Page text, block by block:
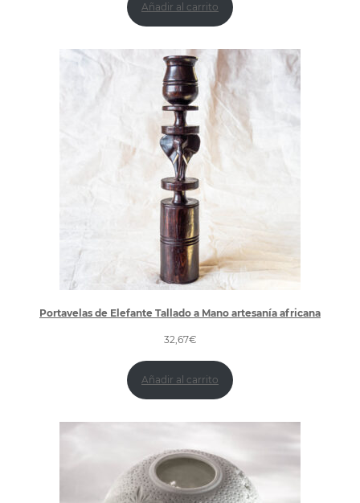
Añadir al carrito
Portavelas de Elefante Tallado a Mano artesanía africana
32,67€
Añadir al carrito